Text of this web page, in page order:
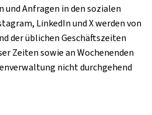
Anfragen in den sozialen
LinkedIn und X werden von
der üblichen Geschäftszeiten
Zeiten sowie an Wochenenden
nicht durchgehend